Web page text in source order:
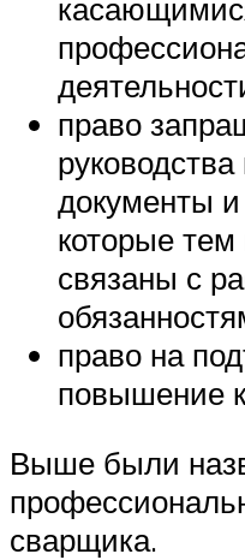
право
документы
которые
связаны с
право на
повышение
Выше были
сварщика.